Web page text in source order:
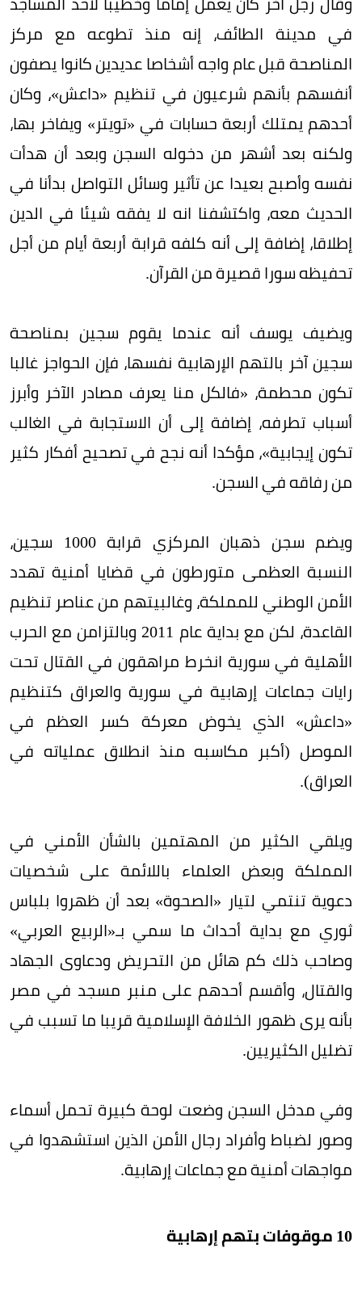
في مدينة الطائف، إنه منذ تطوعه مع مركز
المناصحة قبل عام واجه أشخاصا عديدين كانوا يصفون
أنفسهم بأنهم شرعيون في تنظيم «داعش»، وكان
أحدهم يمتلك أربعة حسابات في «تويتر» ويفاخر بها،
ولكنه بعد أشهر من دخوله السجن وبعد أن هدأت
نفسه وأصبح بعيدا عن تأثير وسائل التواصل بدأنا في
الحديث معه، واكتشفنا انه لا يفقه شيئا في الدين
إطلاقا، إضافة إلى أنه كلفه قرابة أربعة أيام من أجل
تحفيظه سورا قصيرة من القرآن.
ويضيف يوسف أنه عندما يقوم سجين بمناصحة
سجين آخر بالتهم الإرهابية نفسها، فإن الحواجز غالبا
تكون محطمة، «فالكل منا يعرف مصادر الآخر وأبرز
أسباب تطرفه، إضافة إلى أن الاستجابة في الغالب
تكون إيجابية»، مؤكدا أنه نجح في تصحيح أفكار كثير
من رفاقه في السجن.
ويضم سجن ذهبان المركزي قرابة 1000 سجين،
النسبة العظمى متورطون في قضايا أمنية تهدد
الأمن الوطني للمملكة، وغالبيتهم من عناصر تنظيم
القاعدة، لكن مع بداية عام 2011 وبالتزامن مع الحرب
الأهلية في سورية انخرط مراهقون في القتال تحت
رايات جماعات إرهابية في سورية والعراق كتنظيم
«داعش» الذي يخوض معركة كسر العظم في
الموصل (أكبر مكاسبه منذ انطلاق عملياته في
العراق).
ويلقي الكثير من المهتمين بالشأن الأمني في
المملكة وبعض العلماء باللائمة على شخصيات
دعوية تنتمي لتيار «الصحوة» بعد أن ظهروا بلباس
ثوري مع بداية أحداث ما سمي بـ«الربيع العربي»
وصاحب ذلك كم هائل من التحريض ودعاوى الجهاد
والقتال، وأقسم أحدهم على منبر مسجد في مصر
بأنه يرى ظهور الخلافة الإسلامية قريبا ما تسبب في
تضليل الكثيريين.
وفي مدخل السجن وضعت لوحة كبيرة تحمل أسماء
وصور لضباط وأفراد رجال الأمن الذين استشهدوا في
مواجهات أمنية مع جماعات إرهابية.
10 موقوفات بتهم إرهابية